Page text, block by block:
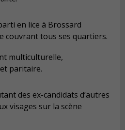
en lice à Brossard
couvrant tous ses quartiers.
multiculturelle,
paritaire.
des ex-candidats d’autres
visages sur la scène